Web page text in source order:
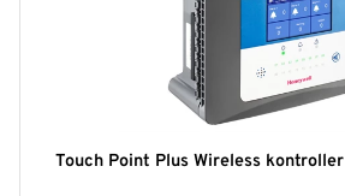
Touch Point Plus Wireless kontroller